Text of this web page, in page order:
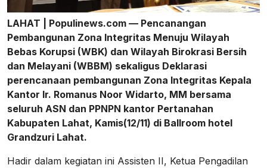
LAHAT | Populinews.com — Pencanangan
Pembangunan Zona Integritas Menuju Wilayah
Bebas Korupsi (WBK) dan Wilayah Birokrasi Bersih
dan Melayani (WBBM) sekaligus Deklarasi
perencanaan pembangunan Zona Integritas Kepala
Kantor Ir. Romanus Noor Widarto, MM bersama
seluruh ASN dan PPNPN kantor Pertanahan
Kabupaten Lahat, Kamis(12/11) di Ballroom hotel
Grandzuri Lahat.
Hadir dalam kegiatan ini Assisten II, Ketua Pengadilan